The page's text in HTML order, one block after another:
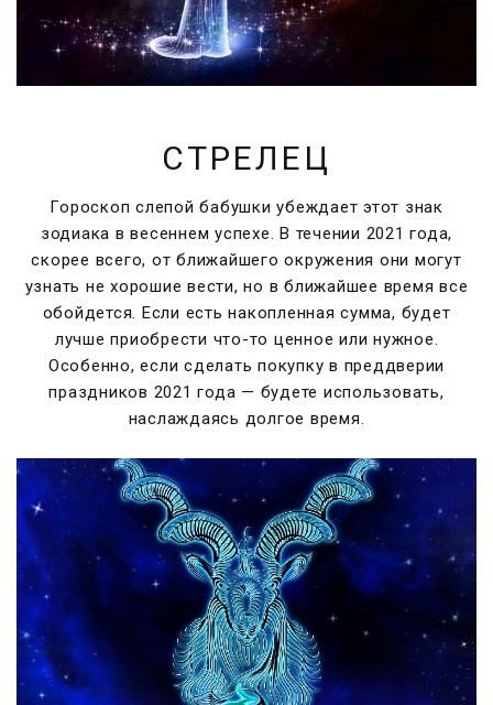
СТРЕЛЕЦ
Гороскоп слепой бабушки убеждает этот знак
зодиака в весеннем успехе. В течении 2021 года,
скорее всего, от ближайшего окружения они могут
узнать не хорошие вести, но в ближайшее время все
обойдется. Если есть накопленная сумма, будет
лучше приобрести что-то ценное или нужное.
Особенно, если сделать покупку в преддверии
праздников 2021 года — будете использовать,
наслаждаясь долгое время.